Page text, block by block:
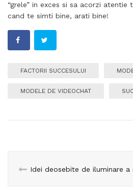
“grele” in exces si sa acorzi atentie
cand te simti bine, arati bine!
FACTORII SUCCESULUI
MODELE DE VIDEOCHAT